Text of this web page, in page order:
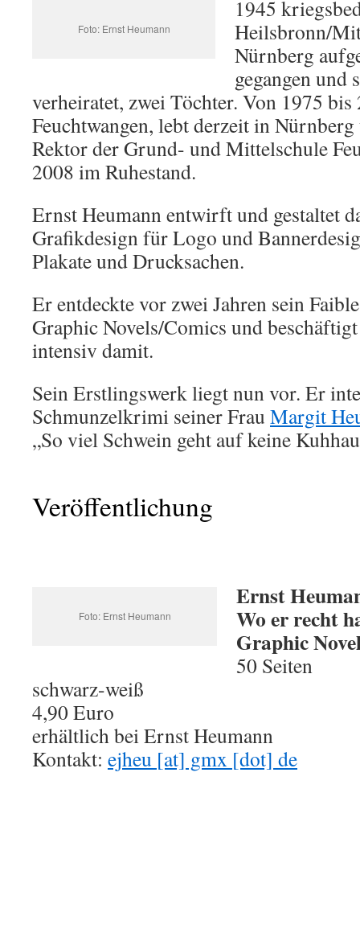
Foto: Ernst Heumann
1945
Heilsbronn/
Nürnberg
gegangen und
verheiratet, zwei Töchter. Von 1975
Feuchtwangen, lebt derzeit in
Rektor der Grund- und Mittelschule
2008 im Ruhestand.
Ernst Heumann entwirft und gestaltet
Grafikdesign für Logo und
Plakate und Drucksachen.
Er entdeckte vor zwei Jahren sein
Graphic Novels/Comics und
intensiv damit.
Sein Erstlingswerk liegt nun vor. Er
Schmunzelkrimi seiner Frau Margit
„So viel Schwein geht auf keine
Veröffentlichung
Foto: Ernst Heumann
Ernst
Wo er recht
Graphic
50 Seiten
schwarz-weiß
4,90 Euro
erhältlich bei Ernst Heumann
Kontakt: ejheu [at] gmx [dot] de